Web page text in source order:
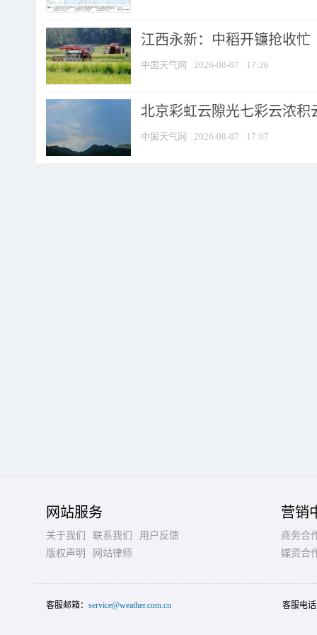
江西永新：中稻开镰抢收忙
中国天气网 2026-08-07 17:26
北京彩虹云隙光七彩云浓积
中国天气网 2026-08-07 17:07
网站服务
关于我们 联系我们
用户反馈
版权声明
网站律师
营销
商务合
媒资合
客服邮箱： service@weather.com.cn 客服电